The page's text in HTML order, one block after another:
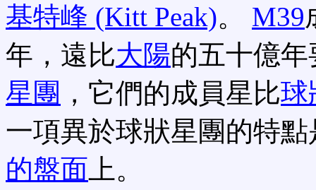
基特峰 (Kitt Peak)。 M39
年，遠比大陽的五十億
星團 ，它們的成員星比球
一項異於球狀星團的特點
的盤面 上。